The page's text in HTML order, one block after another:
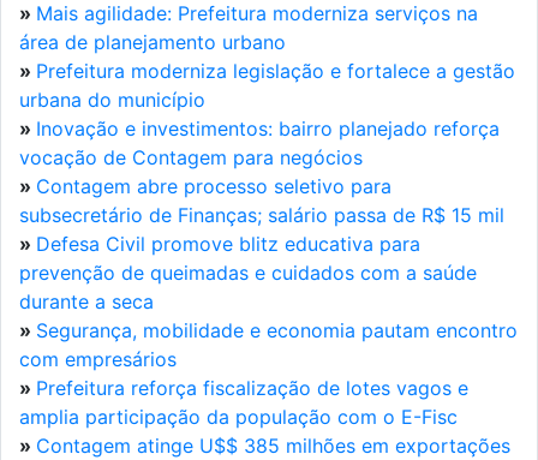
» Mais agilidade: Prefeitura moderniza serviços na
área de planejamento urbano
» Prefeitura moderniza legislação e fortalece a gestão
urbana do município
» Inovação e investimentos: bairro planejado reforça
vocação de Contagem para negócios
» Contagem abre processo seletivo para
subsecretário de Finanças; salário passa de R$ 15 mil
» Defesa Civil promove blitz educativa para
prevenção de queimadas e cuidados com a saúde
durante a seca
» Segurança, mobilidade e economia pautam encontro
com empresários
» Prefeitura reforça fiscalização de lotes vagos e
amplia participação da população com o E-Fisc
» Contagem atinge U$$ 385 milhões em exportações